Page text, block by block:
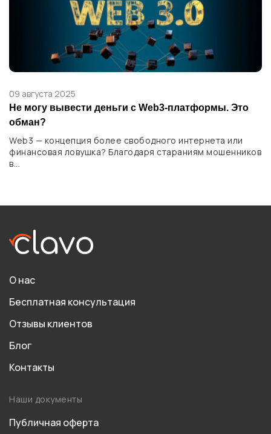
09 августа 2025
Не могу вывести деньги с Web3-платформы. Это
обман?
Web3 — концепция более свободного интернета или
финансовая ловушка? Благодаря стараниям мошенников
в...
О нас
Бесплатная консультация
Отзывы клиентов
Блог
Контакты
Наши документы
Публичная оферта